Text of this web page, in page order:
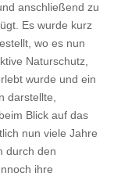
anschließend zu
Es wurde kurz
wo es nun
Naturschutz,
wurde und ein
darstellte,
Blick auf das
nun viele Jahre
durch den
ihre